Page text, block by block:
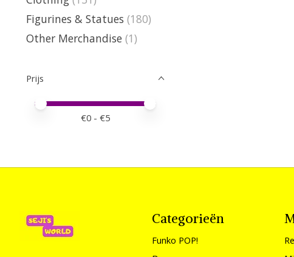
Figurines & Statues (180)
Other Merchandise (1)
Prijs
Minimale prijswaarde
Price maximum value
€0 - €5
Categorieën
Funko POP!